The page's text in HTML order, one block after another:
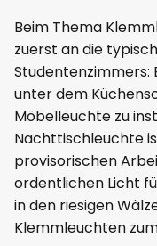
Beim Thema
zuerst an die
Studentenzimmers:
unter dem
Möbelleuchte zu
Nachttischleuchte
provisorischen
ordentlichen Licht
in den riesigen
Klemmleuchten